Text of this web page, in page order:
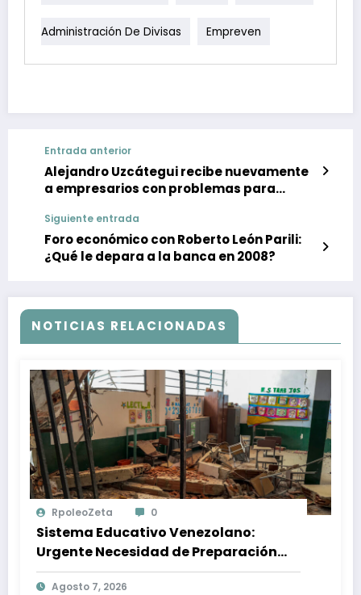
Administración De Divisas Empreven
Entrada anterior
Alejandro Uzcátegui recibe nuevamente
a empresarios con problemas para
Siguiente entrada
Foro económico con Roberto León Parili:
¿Qué le depara a la banca en 2008?
NOTICIAS RELACIONADAS
RpoleoZeta 0
Sistema Educativo Venezolano:
Urgente Necesidad de Preparación
Ante Desastres Naturales
Agosto 7, 2026